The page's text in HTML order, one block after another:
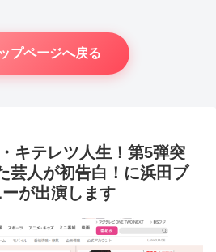
プページへ戻る
キテレツ人生！第5弾突
芸人が初告白！に浜田ブ
ーが出演します